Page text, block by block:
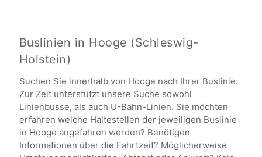
Süderlügum Bahnhof
Alle Haltestellen
Buslinien in Hooge (Schleswig-
Holstein)
Suchen Sie innerhalb von Hooge nach Ihrer Buslinie.
Zur Zeit unterstützt unsere Suche sowohl
Linienbusse, als auch U-Bahn-Linien. Sie möchten
erfahren welche Haltestellen der jeweiligen Buslinie
in Hooge angefahren werden? Benötigen
Informationen über die Fahrtzeit? Möglicherweise